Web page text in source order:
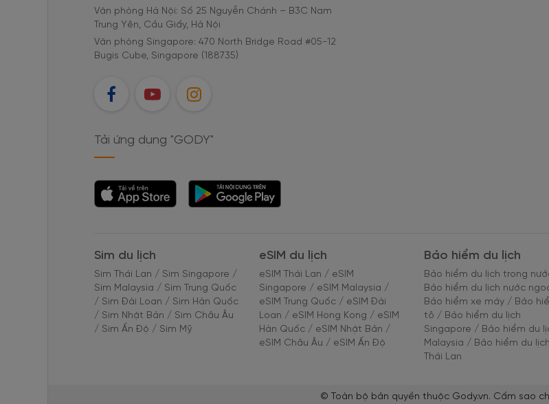
Văn phòng Hà Nội: Số 25 Nguyễn Chánh – B3C Nam
Trung Yên, Cầu Giấy, Hà Nội
Văn phòng Singapore: 470 North Bridge Road #05-12
Bugis Cube, Singapore (188735)
FB YT IG
Tải ứng dụng "GODY"
Tải ứng dụng Tải ứng dụng
Sim du lịch
Sim Thái Lan / Sim Singapore /
Sim Malaysia / Sim Trung Quốc
/ Sim Đài Loan / Sim Hàn Quốc
/ Sim Nhật Bản / Sim Châu Âu
/ Sim Ấn Độ / Sim Mỹ
eSIM du lịch
eSIM Thái Lan / eSIM
Singapore / eSIM Malaysia /
eSIM Trung Quốc / eSIM Đài
Loan / eSIM Hong Kong / eSIM
Hàn Quốc / eSIM Nhật Bản /
eSIM Châu Âu / eSIM Ấn Độ
Bảo hiểm du lịch
Bảo hiểm du lịch trong
Bảo hiểm du lịch nước
Bảo hiểm xe máy / Bảo
tô / Bảo hiểm du lịch
Singapore / Bảo hiểm du
Malaysia / Bảo hiểm du lịch
Thái Lan
© Toàn bộ bản quyền thuộc Gody.vn. Cấm sao